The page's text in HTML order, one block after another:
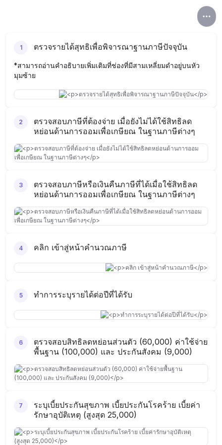
1 ตรวจรายได้สุทธิเพื่อพิจารณาฐานภาษีปัจจุบัน
*สามารถอ่านคำอธิบายเพิ่มเติมที่ช่องที่มีสามเหลี่ยมดำอยู่บนหัว
มุมซ้าย
2
ตรวจสอบภาษีที่ต้องจ่าย เมื่อยังไม่ได้ใช้สิทธิลด
หย่อนด้านการออมเพื่อเกษียณ ในฐานภาษีต่างๆ
3
ตรวจสอบภาษีหรือเงินคืนภาษีที่ได้เมื่อใช้สิทธิลด
หย่อนด้านการออมเพื่อเกษียณ ในฐานภาษีต่างๆ
4 คลิก เข้าสู่หน้าคำนวณภาษี
5 ทำการระบุรายได้ต่อปีที่ได้รับ
6
ตรวจสอบสิทธิลดหย่อนส่วนตัว (60,000) ค่าใช้จ่าย
พื้นฐาน (100,000) และ ประกันสังคม (9,000)
7
ระบุเบี้ยประกันสุขภาพ เบี้ยประกันโรคร้าย เบี้ยค่า
รักษาอุบัติเหตุ (สูงสุด 25,000)